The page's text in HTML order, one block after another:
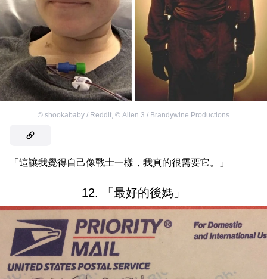
© shookababy / Reddit, © Alien 3 / Brandywine Productions
「這讓我覺得自己像戰士一樣，我真的很需要它。」
12. 「最好的後媽」